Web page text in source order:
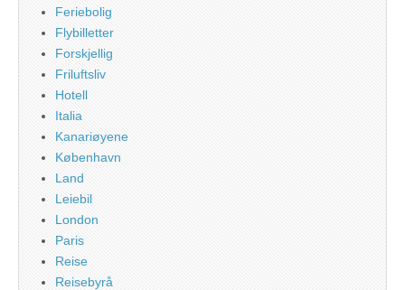
Feriebolig
Flybilletter
Forskjellig
Friluftsliv
Hotell
Italia
Kanariøyene
København
Land
Leiebil
London
Paris
Reise
Reisebyrå